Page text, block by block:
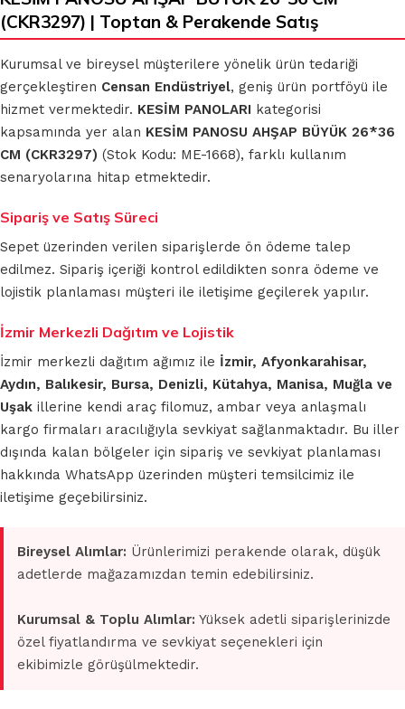
(CKR3297) | Toptan & Perakende Satış
Kurumsal ve bireysel müşterilere yönelik ürün tedariği
gerçekleştiren Censan Endüstriyel, geniş ürün portföyü ile
hizmet vermektedir. KESİM PANOLARI kategorisi
kapsamında yer alan KESİM PANOSU AHŞAP BÜYÜK 26*36
CM (CKR3297) (Stok Kodu: ME-1668), farklı kullanım
senaryolarına hitap etmektedir.
Sipariş ve Satış Süreci
Sepet üzerinden verilen siparişlerde ön ödeme talep
edilmez. Sipariş içeriği kontrol edildikten sonra ödeme ve
lojistik planlaması müşteri ile iletişime geçilerek yapılır.
İzmir Merkezli Dağıtım ve Lojistik
İzmir merkezli dağıtım ağımız ile İzmir, Afyonkarahisar,
Aydın, Balıkesir, Bursa, Denizli, Kütahya, Manisa, Muğla ve
Uşak illerine kendi araç filomuz, ambar veya anlaşmalı
kargo firmaları aracılığıyla sevkiyat sağlanmaktadır. Bu iller
dışında kalan bölgeler için sipariş ve sevkiyat planlaması
hakkında WhatsApp üzerinden müşteri temsilcimiz ile
iletişime geçebilirsiniz.
Bireysel Alımlar: Ürünlerimizi perakende olarak, düşük
adetlerde mağazamızdan temin edebilirsiniz.
Kurumsal & Toplu Alımlar: Yüksek adetli siparişlerinizde
özel fiyatlandırma ve sevkiyat seçenekleri için
ekibimizle görüşülmektedir.